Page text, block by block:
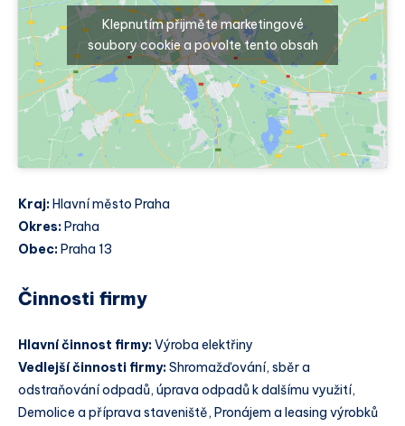
Klepnutím přijměte marketingové
soubory cookie a povolte tento obsah
Kraj: Hlavní město Praha
Okres: Praha
Obec: Praha 13
Činnosti firmy
Hlavní činnost firmy:Výroba elektřiny
Vedlejší činnosti firmy:Shromažďování, sběr a
odstraňování odpadů, úprava odpadů k dalšímu využití,
Demolice a příprava staveniště, Pronájem a leasing výrobků